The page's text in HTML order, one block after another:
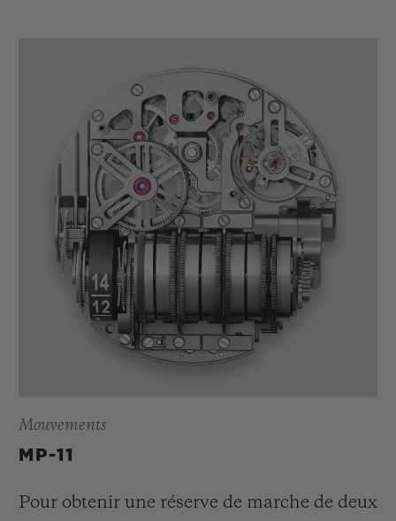
Mouvements
MP-11
Pour obtenir une réserve de marche de deux